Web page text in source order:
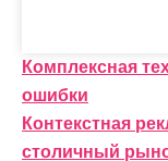
Н
а
Комплексная
ошибки
Контекстная
столичный